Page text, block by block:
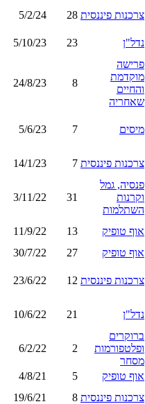
צרכנות פיננסית 28
5/2/24
נדל"ן 23
5/10/23
פרישה
מוקדמת
והחיים
שאחריה
8
24/8/23
מיסים 7
5/6/23
צרכנות פיננסית 7
14/1/23
פנסיה, גמל
וקרנות
השתלמות
31
3/11/22
אוף טופיק 13
11/9/22
אוף טופיק 27
30/7/22
צרכנות פיננסית 12
23/6/22
נדל"ן 21
10/6/22
ברוקרים
ופלטפורמות
מסחר
2
6/2/22
אוף טופיק 5
4/8/21
צרכנות פיננסית 8
19/6/21